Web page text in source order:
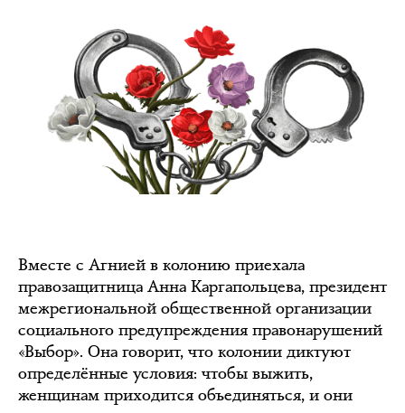
Вместе с Агнией в колонию приехала
правозащитница Анна Каргапольцева, президент
межрегиональной общественной организации
социального предупреждения правонарушений
«Выбор». Она говорит, что колонии диктуют
определённые условия: чтобы выжить,
женщинам приходится объединяться, и они